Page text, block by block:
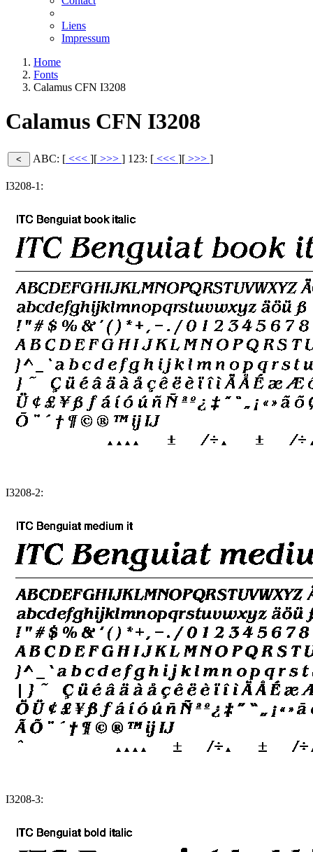
Liens
Impressum
Home
Fonts
Calamus CFN I3208
Calamus CFN I3208
ABC: [ <<< ][ >>> ] 123: [ <<< ][ >>> ]
I3208-1:
I3208-2:
I3208-3: